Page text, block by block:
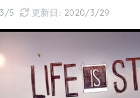
5 2020/3/29